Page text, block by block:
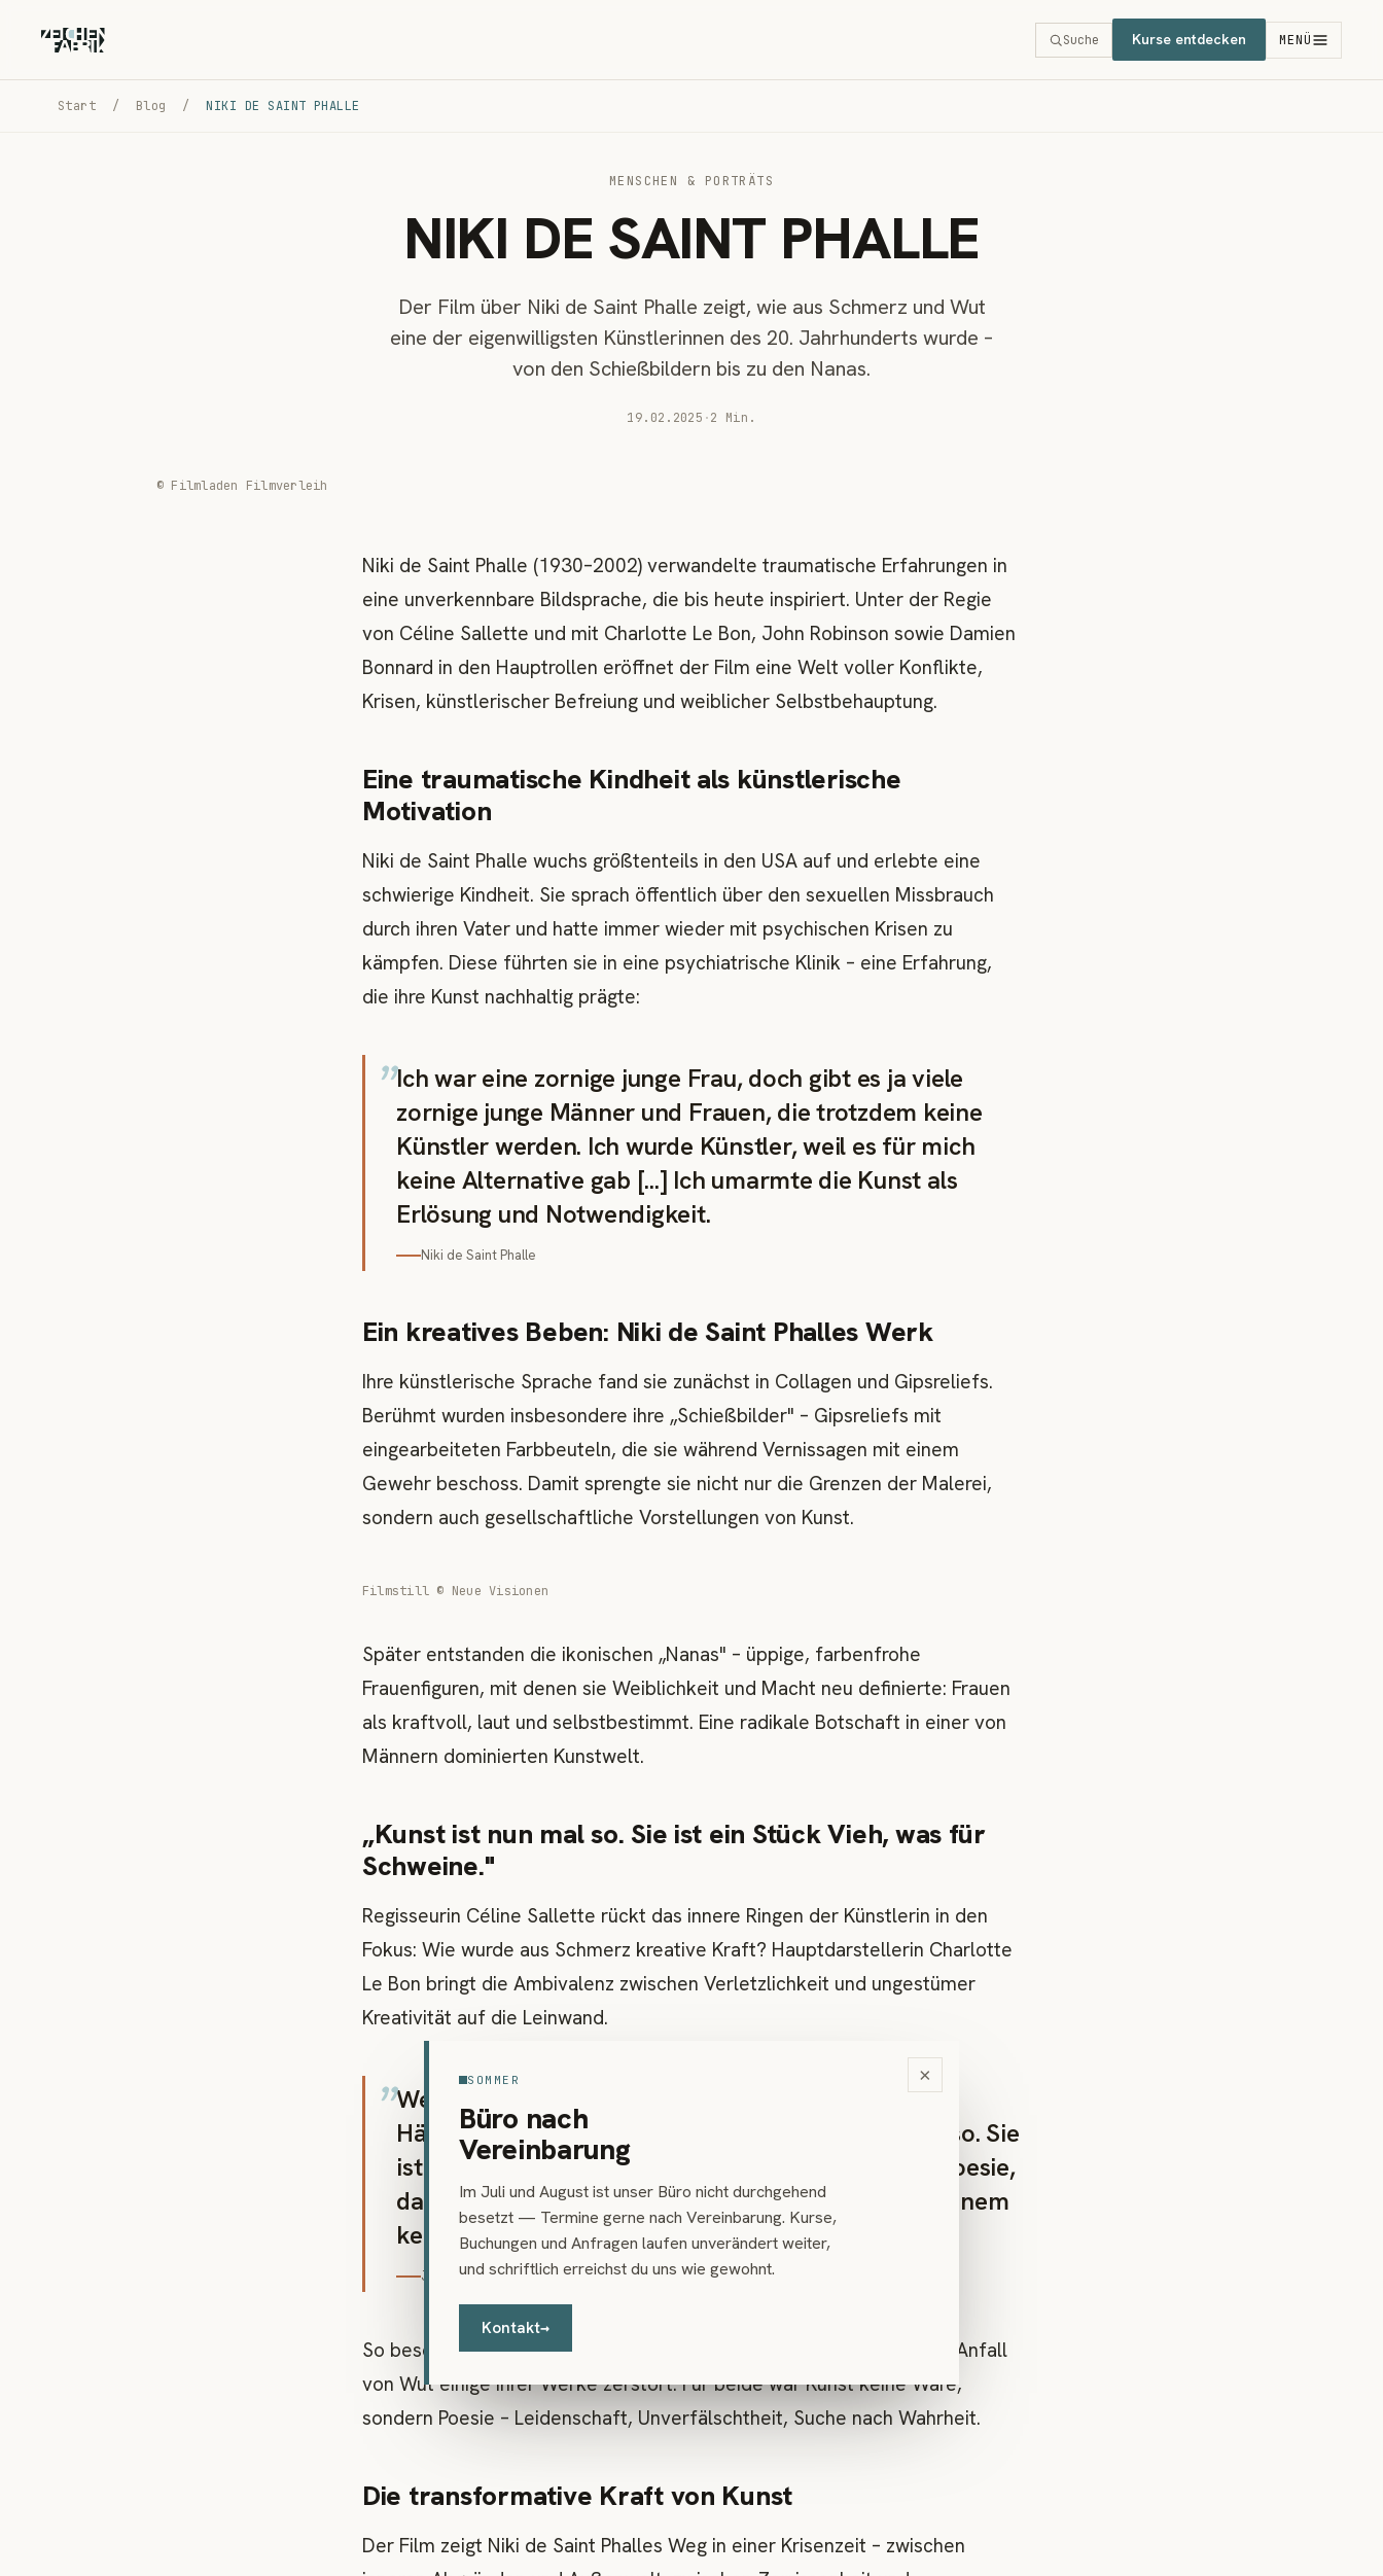
Suche Kurse entdecken MENÜ
×
SOMMER
Büro nach
Vereinbarung
Im Juli und August ist unser Büro nicht durchgehend
besetzt — Termine gerne nach Vereinbarung. Kurse,
Buchungen und Anfragen laufen unverändert weiter,
und schriftlich erreichst du uns wie gewohnt.
Kontakt→
Start / Blog / NIKI DE SAINT PHALLE
MENSCHEN & PORTRÄTS
NIKI DE SAINT PHALLE
Der Film über Niki de Saint Phalle zeigt, wie aus Schmerz und Wut
eine der eigenwilligsten Künstlerinnen des 20. Jahrhunderts wurde –
von den Schießbildern bis zu den Nanas.
19.02.2025 ·2 Min.
© Filmladen Filmverleih
Niki de Saint Phalle (1930–2002) verwandelte traumatische Erfahrungen in
eine unverkennbare Bildsprache, die bis heute inspiriert. Unter der Regie
von Céline Sallette und mit Charlotte Le Bon, John Robinson sowie Damien
Bonnard in den Hauptrollen eröffnet der Film eine Welt voller Konflikte,
Krisen, künstlerischer Befreiung und weiblicher Selbstbehauptung.
Eine traumatische Kindheit als künstlerische
Motivation
Niki de Saint Phalle wuchs größtenteils in den USA auf und erlebte eine
schwierige Kindheit. Sie sprach öffentlich über den sexuellen Missbrauch
durch ihren Vater und hatte immer wieder mit psychischen Krisen zu
kämpfen. Diese führten sie in eine psychiatrische Klinik – eine Erfahrung,
die ihre Kunst nachhaltig prägte:
„Ich war eine zornige junge Frau, doch gibt es ja viele
zornige junge Männer und Frauen, die trotzdem keine
Künstler werden. Ich wurde Künstler, weil es für mich
keine Alternative gab [...] Ich umarmte die Kunst als
Erlösung und Notwendigkeit.
Niki de Saint Phalle
Ein kreatives Beben: Niki de Saint Phalles Werk
Ihre künstlerische Sprache fand sie zunächst in Collagen und Gipsreliefs.
Berühmt wurden insbesondere ihre „Schießbilder" – Gipsreliefs mit
eingearbeiteten Farbbeuteln, die sie während Vernissagen mit einem
Gewehr beschoss. Damit sprengte sie nicht nur die Grenzen der Malerei,
sondern auch gesellschaftliche Vorstellungen von Kunst.
Filmstill © Neue Visionen
Später entstanden die ikonischen „Nanas" – üppige, farbenfrohe
Frauenfiguren, mit denen sie Weiblichkeit und Macht neu definierte: Frauen
als kraftvoll, laut und selbstbestimmt. Eine radikale Botschaft in einer von
Männern dominierten Kunstwelt.
„Kunst ist nun mal so. Sie ist ein Stück Vieh, was für
Schweine."
Regisseurin Céline Sallette rückt das innere Ringen der Künstlerin in den
Fokus: Wie wurde aus Schmerz kreative Kraft? Hauptdarstellerin Charlotte
Le Bon bringt die Ambivalenz zwischen Verletzlichkeit und ungestümer
Kreativität auf die Leinwand.
„Wenn wir erklären könnten, was wir tun, wären wir
Händler, Schubkarrenverkäufer. Kunst ist nun mal so. Sie
ist ein Stück Vieh, was für Schweine. Wir machen Poesie,
das ist was anderes. Poesie ist eine Krankheit, die einem
keine Wahl lässt.
Jean Tinguely
So beschreibt Jean Tinguely das Wesen der Kunst, als Niki in einem Anfall
von Wut einige ihrer Werke zerstört. Für beide war Kunst keine Ware,
sondern Poesie – Leidenschaft, Unverfälschtheit, Suche nach Wahrheit.
Die transformative Kraft von Kunst
Der Film zeigt Niki de Saint Phalles Weg in einer Krisenzeit – zwischen